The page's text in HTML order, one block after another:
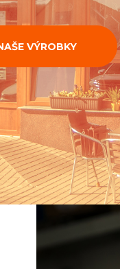
VÝROBKY